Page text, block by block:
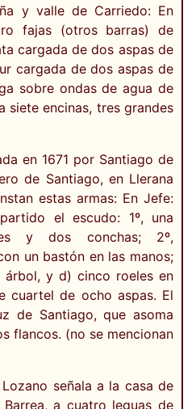
y valle de Carriedo: En
fajas (otros barras) de
cargada de dos aspas de
cargada de dos aspas de
sobre ondas de agua de
siete encinas, tres grandes
en 1671 por Santiago de
de Santiago, en Llerana
estas armas: En Jefe:
el escudo: 1º, una
y dos conchas; 2º,
un bastón en las manos;
y d) cinco roeles en
cuartel de ocho aspas. El
de Santiago, que asoma
flancos. (no se mencionan
señala a la casa de
a cuatro leguas de